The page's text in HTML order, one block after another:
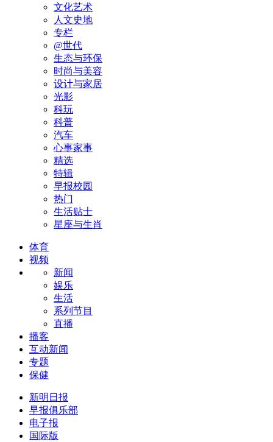
文化艺术
人文史地
专栏
@世代
生态与环保
时尚与美容
设计与家居
光影
科玩
科普
汽车
心事家事
精选
特辑
早报校园
热门
生活贴士
星座与生肖
体育
视频
新闻
娱乐
生活
系列节目
直播
播客
互动新闻
专题
保健
新明日报
早报俱乐部
电子报
国际版